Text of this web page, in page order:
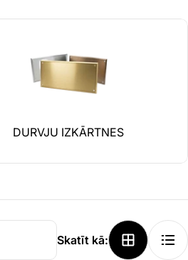
DURVJU IZKĀRTNES
Skatīt kā: